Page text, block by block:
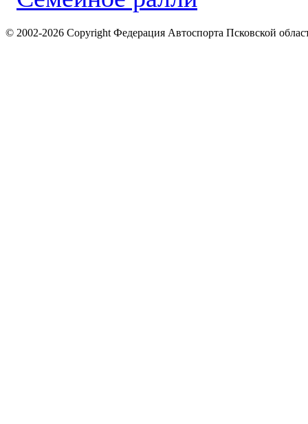
© 2002-2026 Copyright Федерация Автоспорта Псковской